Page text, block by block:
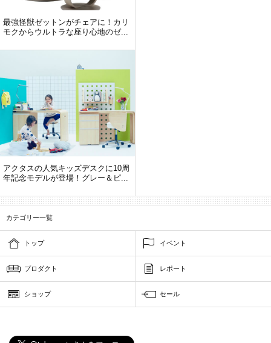
最強怪獣ゼットンがチェアに！カリ
モクからウルトラな座り心地のゼ...
アクタスの人気キッズデスクに10周
年記念モデルが登場！グレー＆ピ...
カテゴリー一覧
トップ イベント
プロダクト レポート
ショップ セール